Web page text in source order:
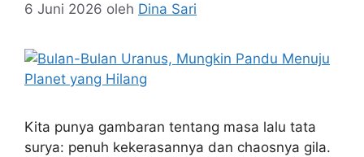
6 Juni 2026 oleh Dina Sari
Kita punya gambaran tentang masa lalu tata
surya: penuh kekerasannya dan chaosnya gila.